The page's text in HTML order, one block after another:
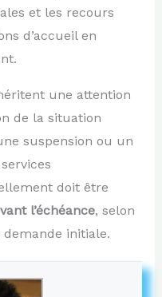
et les recours
d’accueil en
une attention
de la situation
suspension ou un
doit être
l’échéance, selon
initiale.